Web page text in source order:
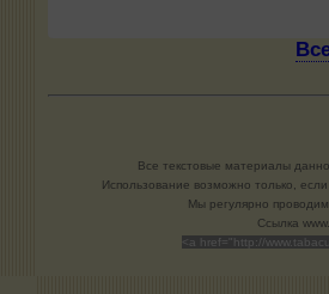
Все текстовые материалы
Использование возможно только,
Мы регулярно
Cсылка
<a href="http://